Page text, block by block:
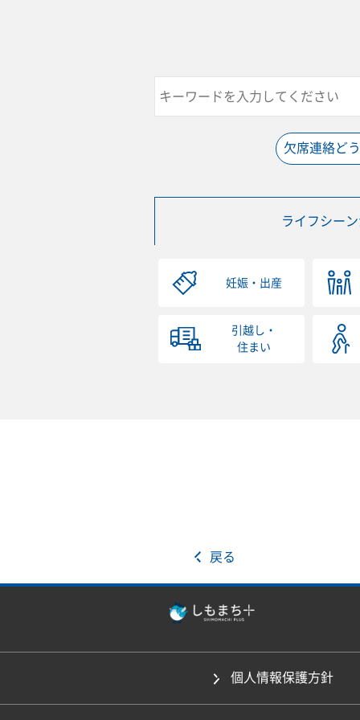
欠席連絡ど
ライフシー
妊娠・出産
引越し・
住まい
戻る
個人情報保護方針